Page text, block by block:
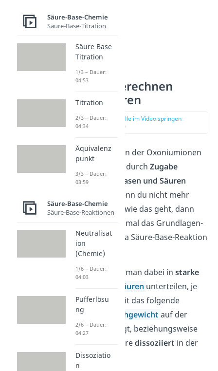
pH Wert berechnen
starke Säuren
zur Stelle im Video springen
(01:14)
Die Konzentration der Oxoniumionen
kann man durch Zugabe
verschiedener Basen und Säuren
beeinflussen. Wenn du nicht mehr
ganz sicher bist, wie das geht, dann
schau doch nochmal das Grundlagen-
Video zum Thema Säure-Base-Reaktion
hieran.
Die Säuren kann man dabei instarke
Säuren unterteilen, je
nachdem wie weit das folgende
chemische Gleichgewicht auf der
Produktseite
liegt, beziehungsweise
wie stark die Säuredissoziiert in der
Lösung vorliegt:
Säure-Base-Chemie
Säure-Base-Titration
Säure Base
Titration
1/3 – Dauer:
04:53
Titration
2/3 – Dauer:
04:34
Äquivalenz
punkt
3/3 – Dauer:
03:59
Säure-Base-Chemie
Säure-Base-Reaktionen
Neutralisat
ion
(Chemie)
1/6 – Dauer:
04:03
Pufferlösu
ng
2/6 – Dauer:
04:27
Dissoziatio
n